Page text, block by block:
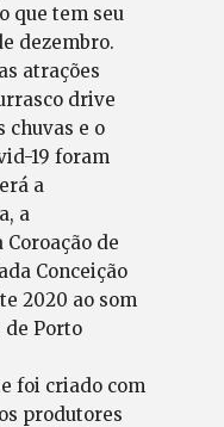
que tem seu
dezembro.
atrações
drive
chuvas e o
19 foram
a
a
de
Conceição
2020 ao som
Porto
foi criado com
produtores